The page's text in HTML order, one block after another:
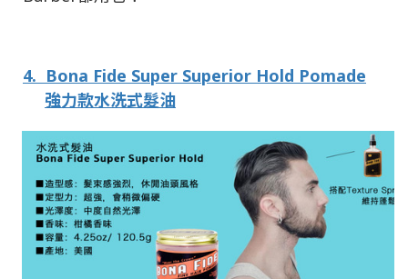
4. Bona Fide Super Superior Hold Pomade
強力款水洗式髮油